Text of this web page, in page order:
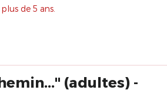
de 5 ans.
(adultes) -